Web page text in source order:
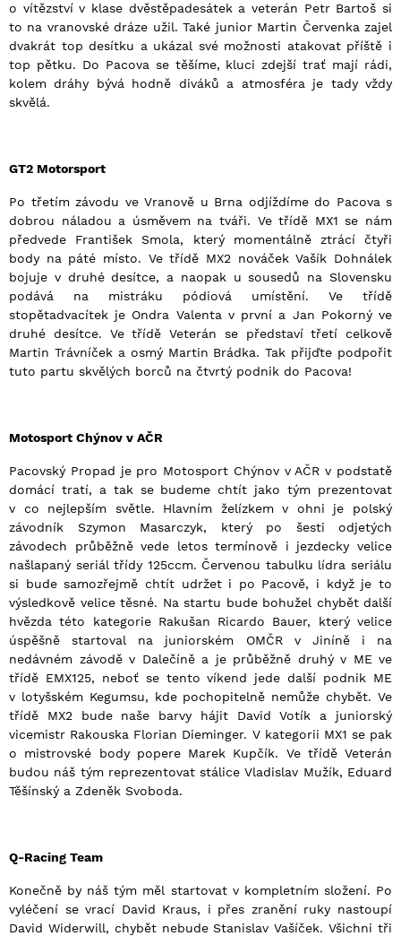
o vítězství v klase dvěstěpadesátek a veterán Petr Bartoš si
to na vranovské dráze užil. Také junior Martin Červenka zajel
dvakrát top desítku a ukázal své možnosti atakovat příště i
top pětku. Do Pacova se těšíme, kluci zdejší trať mají rádi,
kolem dráhy bývá hodně diváků a atmosféra je tady vždy
skvělá.
GT2 Motorsport
Po třetím závodu ve Vranově u Brna odjíždíme do Pacova s
dobrou náladou a úsměvem na tváři. Ve třídě MX1 se nám
předvede František Smola, který momentálně ztrácí čtyři
body na páté místo. Ve třídě MX2 nováček Vašík Dohnálek
bojuje v druhé desítce, a naopak u sousedů na Slovensku
podává na mistráku pódiová umístění. Ve třídě
stopětadvacítek je Ondra Valenta v první a Jan Pokorný ve
druhé desítce. Ve třídě Veterán se představí třetí celkově
Martin Trávníček a osmý Martin Brádka. Tak přijďte podpořit
tuto partu skvělých borců na čtvrtý podnik do Pacova!
Motosport Chýnov v AČR
Pacovský Propad je pro Motosport Chýnov v AČR v podstatě
domácí tratí, a tak se budeme chtít jako tým prezentovat
v co nejlepším světle. Hlavním želízkem v ohni je polský
závodník Szymon Masarczyk, který po šesti odjetých
závodech průběžně vede letos termínově i jezdecky velice
našlapaný seriál třídy 125ccm. Červenou tabulku lídra seriálu
si bude samozřejmě chtít udržet i po Pacově, i když je to
výsledkově velice těsné. Na startu bude bohužel chybět další
hvězda této kategorie Rakušan Ricardo Bauer, který velice
úspěšně startoval na juniorském OMČR v Jiníně i na
nedávném závodě v Dalečíně a je průběžně druhý v ME ve
třídě EMX125, neboť se tento víkend jede další podnik ME
v lotyšském Kegumsu, kde pochopitelně nemůže chybět. Ve
třídě MX2 bude naše barvy hájit David Votík a juniorský
vicemistr Rakouska Florian Dieminger. V kategorii MX1 se pak
o mistrovské body popere Marek Kupčík. Ve třídě Veterán
budou náš tým reprezentovat stálice Vladislav Mužík, Eduard
Těšínský a Zdeněk Svoboda.
Q-Racing Team
Konečně by náš tým měl startovat v kompletním složení. Po
vyléčení se vrací David Kraus, i přes zranění ruky nastoupí
David Widerwill, chybět nebude Stanislav Vašíček. Všichni tři